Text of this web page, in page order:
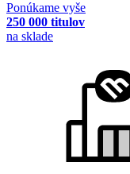
Ponúkame vyše
250 000 titulov
na sklade